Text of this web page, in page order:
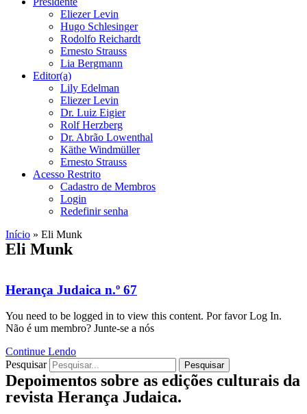
Eliezer Levin
Hugo Schlesinger
Rodolfo Reichardt
Ernesto Strauss
Lia Bergmann
Editor(a)
Lily Edelman
Eliezer Levin
Dr. Luiz Eigier
Rolf Herzberg
Dr. Abrão Lowenthal
Käthe Windmüller
Ernesto Strauss
Acesso Restrito
Cadastro de Membros
Login
Redefinir senha
Início » Eli Munk
Eli Munk
Herança Judaica n.º 67
You need to be logged in to view this content. Por favor Log In.
Não é um membro? Junte-se a nós
Continue Lendo
Pesquisar
Pesquisar
Depoimentos sobre as edições culturais da
revista Herança Judaica.